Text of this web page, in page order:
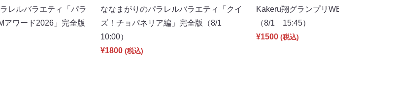
レルバラエティ「パラ
アワード2026」完全版
ななまがりのパラレルバラエティ「クイ
ズ！チョパネリア編」完全版（8/1
10:00）
¥1800 (税込)
Kakeru翔グランプリWEST 第一部
（8/1 15:45）
¥1500 (税込)